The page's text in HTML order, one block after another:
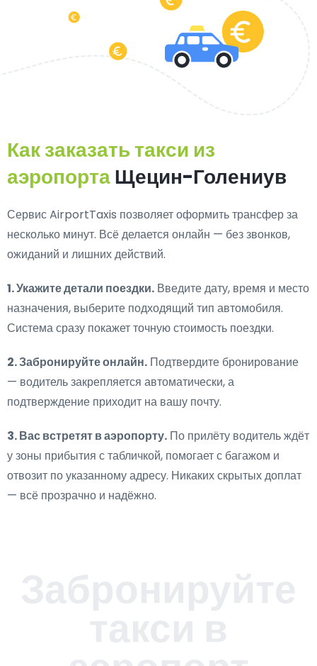
Как заказать такси из
аэропортаЩецин-Голениув
Сервис AirportTaxis позволяет оформить трансфер за
несколько минут. Всё делается онлайн — без звонков,
ожиданий и лишних действий.
1. Укажите детали поездки. Введите дату, время и место
назначения, выберите подходящий тип автомобиля.
Система сразу покажет точную стоимость поездки.
2. Забронируйте онлайн. Подтвердите бронирование
— водитель закрепляется автоматически, а
подтверждение приходит на вашу почту.
3. Вас встретят в аэропорту. По прилёту водитель ждёт
у зоны прибытия с табличкой, помогает с багажом и
отвозит по указанному адресу. Никаких скрытых доплат
— всё прозрачно и надёжно.